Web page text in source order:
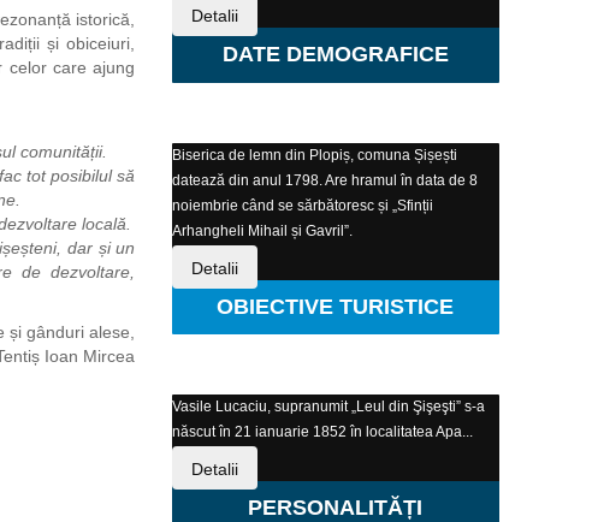
istorică,
și obiceiuri,
celor care ajung
comunității.
tot posibilul să
locală.
dar și un
de dezvoltare,
și gânduri alese,
Ioan Mircea
Detalii
DATE DEMOGRAFICE
Biserica de lemn din Plopiș, comuna Șișești
datează din anul 1798. Are hramul în data de 8
noiembrie când se sărbătoresc și „Sfinții
Arhangheli Mihail și Gavril”.
Detalii
OBIECTIVE TURISTICE
Vasile Lucaciu, supranumit „Leul din Şişeşti” s-a
născut în 21 ianuarie 1852 în localitatea Apa...
Detalii
PERSONALITĂȚI